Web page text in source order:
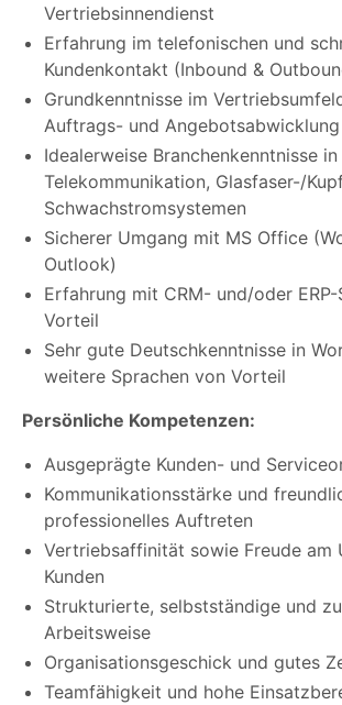
Vertriebsinnendienst
Erfahrung im telefonischen und
Kundenkontakt (Inbound &
Grundkenntnisse im
Auftrags- und Angebotsabwicklung
Idealerweise Branchenkenntnisse in
Telekommunikation, Glasfaser-/
Schwachstromsystemen
Sicherer Umgang mit MS Office
Outlook)
Erfahrung mit CRM- und/oder
Vorteil
Sehr gute Deutschkenntnisse in
weitere Sprachen von Vorteil
Persönliche Kompetenzen:
Ausgeprägte Kunden- und
Kommunikationsstärke und
professionelles Auftreten
Vertriebsaffinität sowie Freude am
Kunden
Strukturierte, selbstständige und
Arbeitsweise
Organisationsgeschick und gutes
Teamfähigkeit und hohe